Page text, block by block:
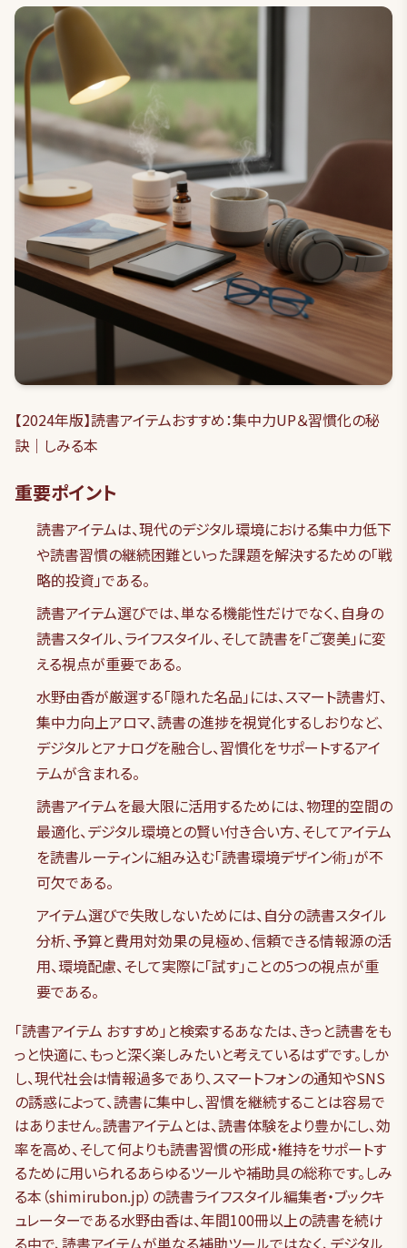
【2024年版】読書アイテムおすすめ：集中力UP＆習慣化の秘
訣｜しみる本
重要ポイント
読書アイテムは、現代のデジタル環境における集中力低下
や読書習慣の継続困難といった課題を解決するための「戦
略的投資」である。
読書アイテム選びでは、単なる機能性だけでなく、自身の
読書スタイル、ライフスタイル、そして読書を「ご褒美」に変
える視点が重要である。
水野由香が厳選する「隠れた名品」には、スマート読書灯、
集中力向上アロマ、読書の進捗を視覚化するしおりなど、
デジタルとアナログを融合し、習慣化をサポートするアイ
テムが含まれる。
読書アイテムを最大限に活用するためには、物理的空間の
最適化、デジタル環境との賢い付き合い方、そしてアイテム
を読書ルーティンに組み込む「読書環境デザイン術」が不
可欠である。
アイテム選びで失敗しないためには、自分の読書スタイル
分析、予算と費用対効果の見極め、信頼できる情報源の活
用、環境配慮、そして実際に「試す」ことの5つの視点が重
要である。
「読書アイテム おすすめ」と検索するあなたは、きっと読書をも
っと快適に、もっと深く楽しみたいと考えているはずです。しか
し、現代社会は情報過多であり、スマートフォンの通知やSNS
の誘惑によって、読書に集中し、習慣を継続することは容易で
はありません。読書アイテムとは、読書体験をより豊かにし、効
率を高め、そして何よりも読書習慣の形成・維持をサポートす
るために用いられるあらゆるツールや補助具の総称です。しみ
る本（shimirubon.jp）の読書ライフスタイル編集者・ブックキ
ュレーターである水野由香は、年間100冊以上の読書を続け
る中で、読書アイテムが単なる補助ツールではなく、デジタル